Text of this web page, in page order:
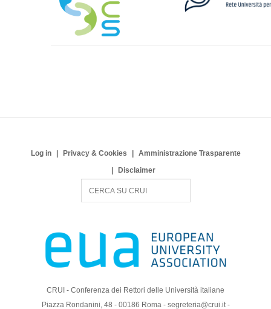
Log in Privacy & Cookies
Amministrazione Trasparente
Disclaimer
c
CRUI - Conferenza dei Rettori delle Università italiane
Piazza Rondanini, 48 - 00186 Roma - segreteria@crui.it -